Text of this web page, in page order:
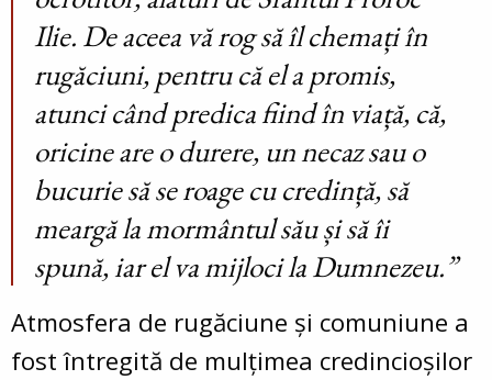
Ilie. De aceea vă rog să îl chemați în
rugăciuni, pentru că el a promis,
atunci când predica fiind în viață, că,
oricine are o durere, un necaz sau o
bucurie să se roage cu credință, să
meargă la mormântul său și să îi
spună, iar el va mijloci la Dumnezeu.”
Atmosfera de rugăciune și comuniune a
fost întregită de mulțimea credincioșilor